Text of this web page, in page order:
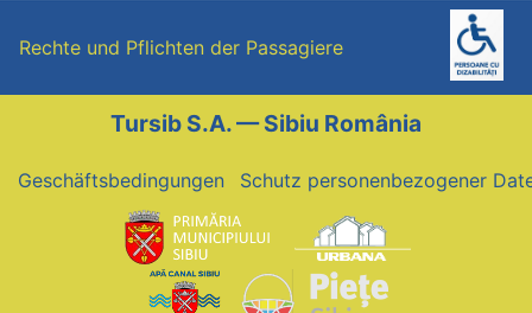
Rechte und Pflichten der Passagiere
Tursib S.A. — Sibiu România
Geschäftsbedingungen Schutz personenbezogener